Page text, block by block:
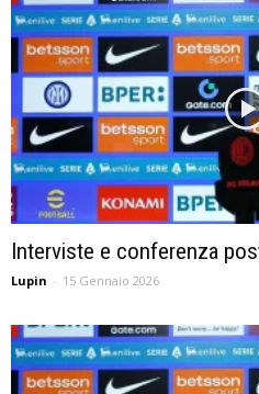
Interviste e conferenza
Lupin - 15 Gennaio 2026